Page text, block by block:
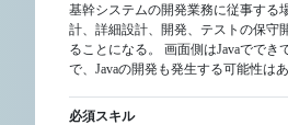
基幹システムの開発業務に従事する
計、詳細設計、開発、テストの保守
ることになる。 画面側はJavaででき
で、Javaの開発も発生する可能性はあ
必須スキル